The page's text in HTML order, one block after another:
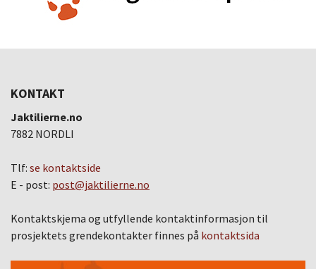
KONTAKT
Jaktilierne.no
7882 NORDLI
Tlf: se kontaktside
E - post: post@jaktilierne.no
Kontaktskjema og utfyllende kontaktinformasjon til
prosjektets grendekontakter finnes på kontaktsida